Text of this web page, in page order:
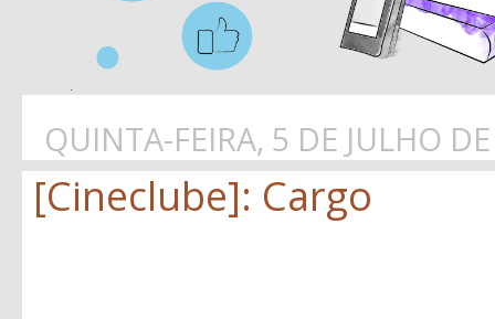
QUINTA-FEIRA, 5 DE JULHO
[Cineclube]: Cargo